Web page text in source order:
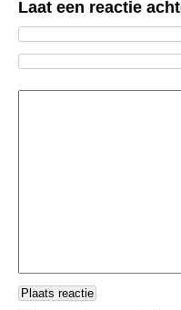
Laat een reactie